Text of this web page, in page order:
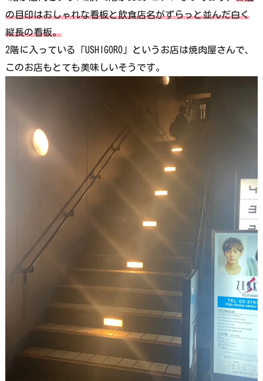
の目印はおしゃれな看板と飲食店名がずらっと並んだ白く
縦長の看板。
2階に入っている「USHIGORO」というお店は焼肉屋さんで、
このお店もとても美味しいそうです。